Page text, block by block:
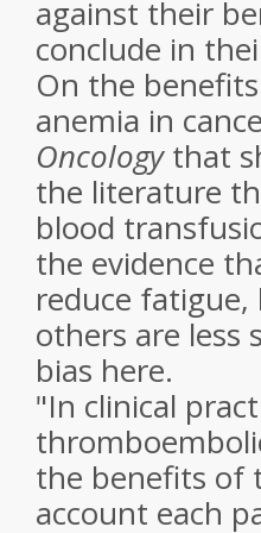
against their
conclude in
On the
anemia in
Oncologythat
the literature
blood
the evidence
reduce fatigue,
others are less
bias here.
"In clinical
the benefits of
account each